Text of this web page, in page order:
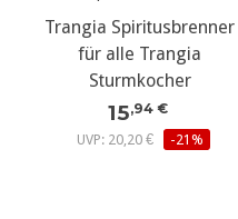
Trangia Spiritusbrenner
für alle Trangia
Sturmkocher
15,94 €
UVP: 20,20 €
-21%